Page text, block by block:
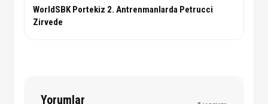
WorldSBK Portekiz 2. Antrenmanlarda Petrucci
Zirvede
Yorumlar